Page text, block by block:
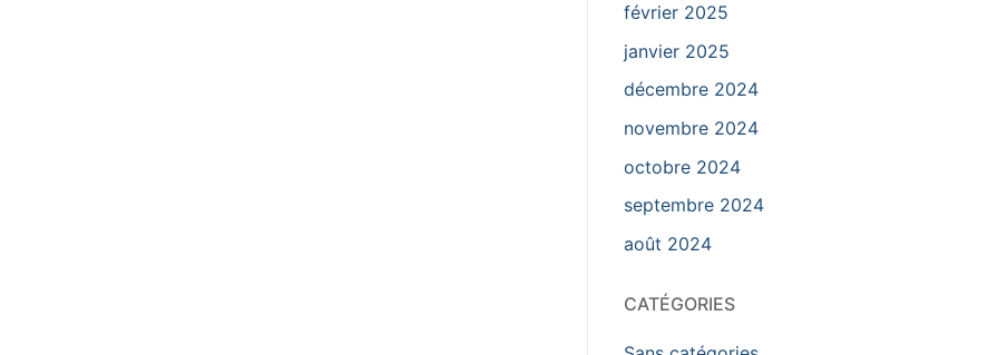
février 2025
janvier 2025
décembre 2024
novembre 2024
octobre 2024
septembre 2024
août 2024
CATÉGORIES